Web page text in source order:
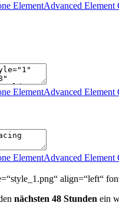
ElementAdvanced Element
ElementAdvanced Element
ElementAdvanced Element
align=“left“
nächsten 48 Stunden ein